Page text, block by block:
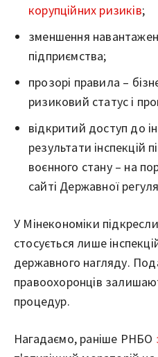
корупційних ризиків;
зменшення
підприємства;
прозорі правила –
ризиковий статус і
відкритий доступ до
результати інспекцій
воєнного стану – на
сайті Державної
У Мінекономіки
стосується лише
державного нагляду.
правоохоронців
процедур.
Нагадаємо, раніше РНБО